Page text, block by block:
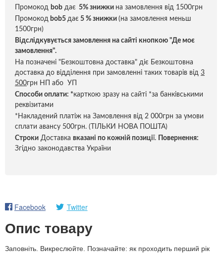
Промокод bob дає 5% знижки на замовлення від 1500грн
Промокод bob5 дає 5 % знижки (на замовлення меньш
1500грн)
Відслідкувується замовлення на сайті кнопкою "Де моє
замовлення".
На позначені "Безкоштовна доставка" діє Безкоштовна
доставка до відділення при замовленні таких товарів від 3
500грн НП або УП
Способи оплати: *карткою зразу на сайті *за банківськими
реквізитами
*Накладений платіж на Замовлення від 2 000грн за умови
сплати авансу 500грн. (ТІЛЬКИ НОВА ПОШТА)
Строки Доставка вказані по кожній позиції.
Повернення:
Згідно законодавства України
Facebook Twitter
Опис товару
Заповніть. Викреслюйте. Позначайте: як проходить перший рік